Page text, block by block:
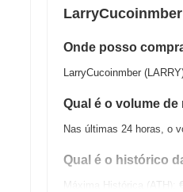
Onde posso
LarryCucoinmber
Qual é o volume
Nas últimas 24 horas, o
Qual é o histórico
Máxima Histórica (ATH):